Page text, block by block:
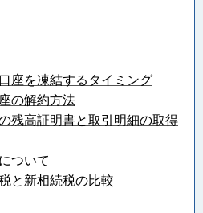
座を凍結するタイミング
の解約方法
残高証明書と取引明細の取得
ついて
と新相続税の比較